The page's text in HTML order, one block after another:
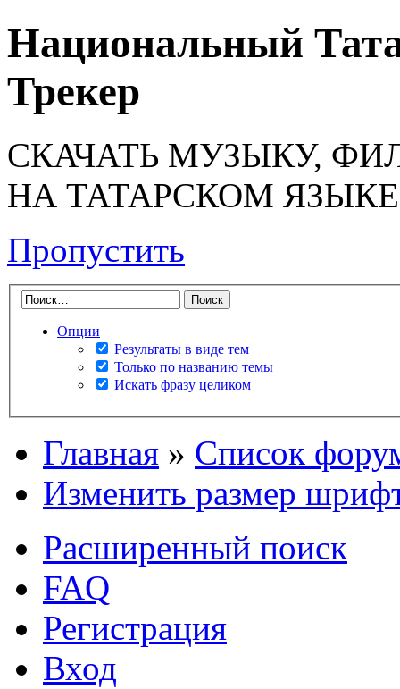
Национальный
Трекер
СКАЧАТЬ МУЗЫКУ,
НА ТАТАРСКОМ ЯЗЫКЕ
Пропустить
Опции
Результаты в виде тем
Только по названию темы
Искать фразу целиком
Главная » Список
Изменить размер
Расширенный поиск
FAQ
Регистрация
Вход